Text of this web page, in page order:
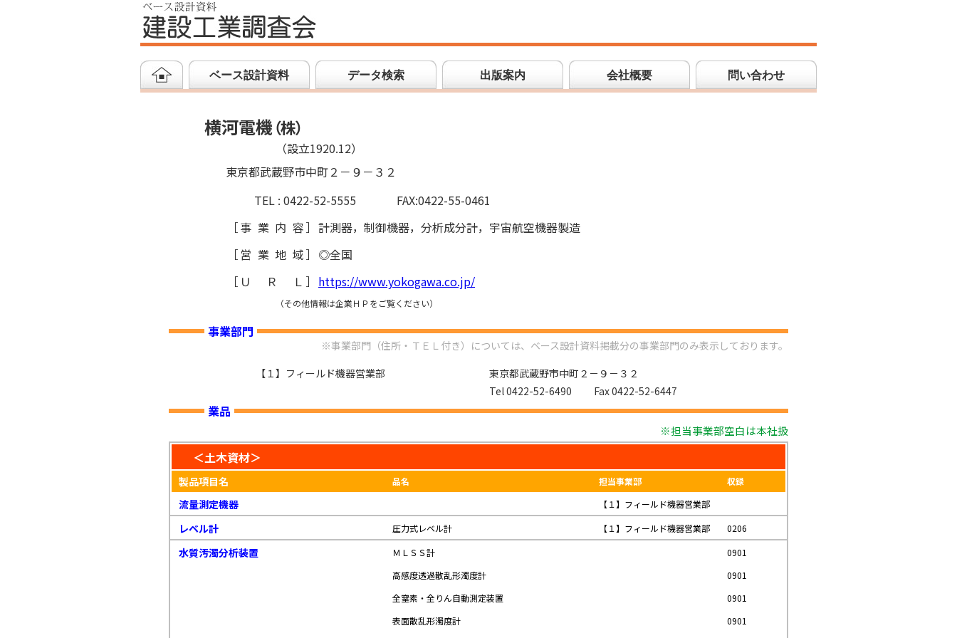
ベース設計資料 データ検索 出版案内 会社概要 問い合わせ
横河電機（株）
（設立1920.12）
東京都武蔵野市中町２－９－３２
TEL : 0422-52-5555
FAX:0422-55-0461
［事業内容］ 計測器，制御機器，分析成分計，宇宙航空機器製造
［ 営業地域］ ◎全国
［ ＵＲＬ ］ https://www.yokogawa.co.jp/
（その他情報は企業ＨＰをご覧ください）
事業部門
※事業部門（住所・ＴＥＬ付き）については、ベース設計資料掲載分の事業部門のみ表示しております。
【１】フィールド機器営業部
東京都武蔵野市中町２－９－３２
Tel 0422-52-6490 Fax 0422-52-6447
業品
※担当事業部空白は本社扱
＜土木資材＞
製品項目名 品名 担当事業部 収録
流量測定機器 【１】フィールド機器営業部
レベル計 圧力式レベル計 【１】フィールド機器営業部 0206
水質汚濁分析装置 ＭＬＳＳ計
0901
高感度透過散乱形濁度計
0901
全窒素・全りん自動測定装置
0901
表面散乱形濁度計
0901